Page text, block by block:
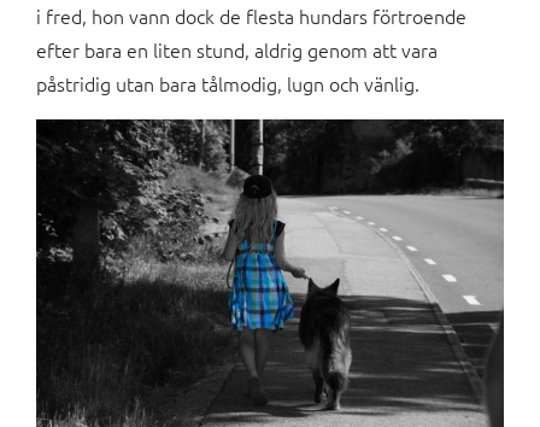
i fred, hon vann dock de flesta hundars förtroende
efter bara en liten stund, aldrig genom att vara
påstridig utan bara tålmodig, lugn och vänlig.